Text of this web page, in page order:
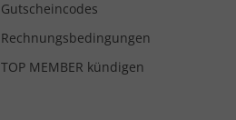
Gutscheincodes
Rechnungsbedingungen
TOP MEMBER kündigen